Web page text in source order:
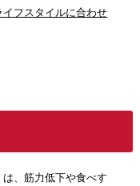
イフスタイルに合わせ
、筋力低下や食べす